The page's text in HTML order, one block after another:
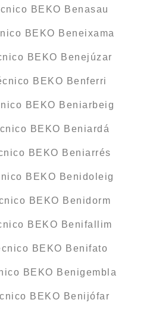
BEKO Benasau
BEKO Beneixama
BEKO Benejúzar
BEKO Benferri
BEKO Beniarbeig
BEKO Beniardá
BEKO Beniarrés
BEKO Benidoleig
BEKO Benidorm
BEKO Benifallim
BEKO Benifato
BEKO Benigembla
BEKO Benijófar